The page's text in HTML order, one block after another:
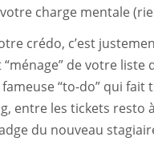
charge mentale
crédo, c’est
de votre liste
“to-do” qui fait
entre les tickets resto à
du nouveau